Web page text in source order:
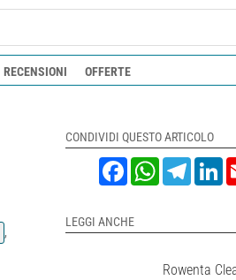
RECENSIONI OFFERTE
,
CONDIVIDI QUESTO ARTICOLO
FacebookWhatsAppTelegram
LEGGI ANCHE
Rowenta